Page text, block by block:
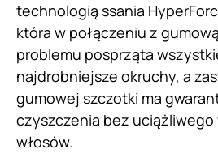
technologią ssania
która w połączeniu z
problemu posprząta
najdrobniejsze okruchy, a
gumowej szczotki ma
czyszczenia bez uciążliwego
włosów.